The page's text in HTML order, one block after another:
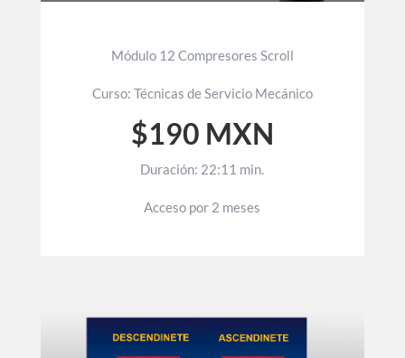
Módulo 12 Compresores Scroll
Curso: Técnicas de Servicio Mecánico
$190 MXN
Duración: 22:11 min.
Acceso por 2 meses